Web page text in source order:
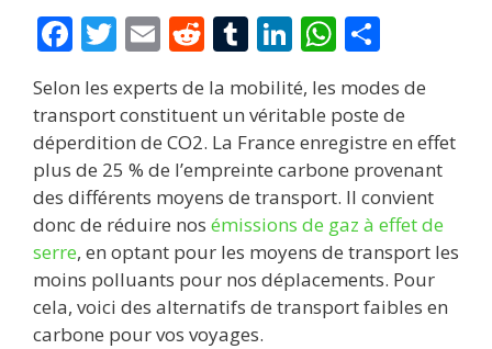
F
ac
e
b
o
o
k
T
itt
er
E
m
ai
l
R
e
d
di
t
T
u
m
bl
r
Li
n
k
e
dI
n
W
at
s
A
p
p
ar
ta
g
er
Selon les experts de la mobilité, les modes de
transport constituent un véritable poste de
déperdition de CO2. La France enregistre en effet
plus de 25 % de l’empreinte carbone provenant
des différents moyens de transport. Il convient
donc de réduire nos émissions de gaz à effet de
serre, en optant pour les moyens de transport les
moins polluants pour nos déplacements. Pour
cela, voici des alternatifs de transport faibles en
carbone pour vos voyages.